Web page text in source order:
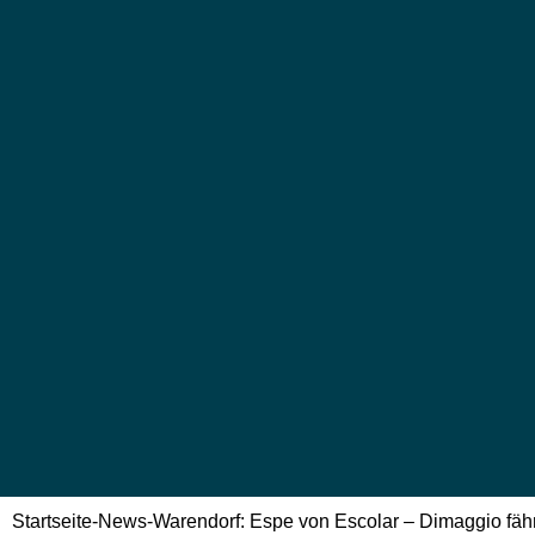
Startseite-News-Warendorf: Espe von Escolar – Dimaggio